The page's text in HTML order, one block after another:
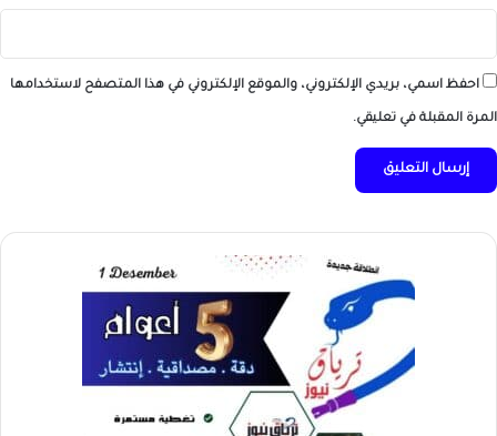
احفظ اسمي، بريدي الإلكتروني، والموقع الإلكتروني في هذا المتصفح لاستخدامها
المرة المقبلة في تعليقي.